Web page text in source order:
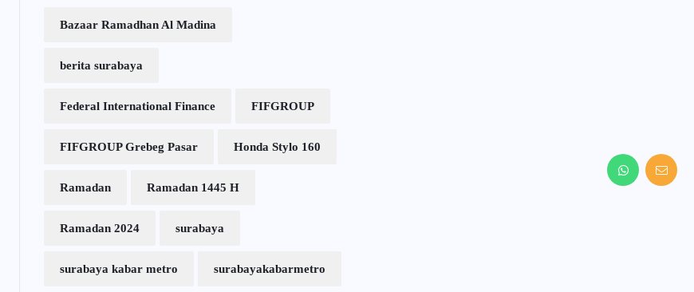
Bazaar Ramadhan Al Madina
berita surabaya
Federal International Finance FIFGROUP
FIFGROUP Grebeg Pasar Honda Stylo 160
Ramadan Ramadan 1445 H
Ramadan 2024 surabaya
surabaya kabar metro surabayakabarmetro